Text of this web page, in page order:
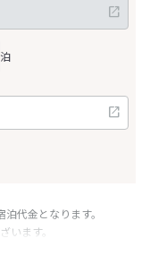
泊
代金となります。
います。
ごとに更新されます。最